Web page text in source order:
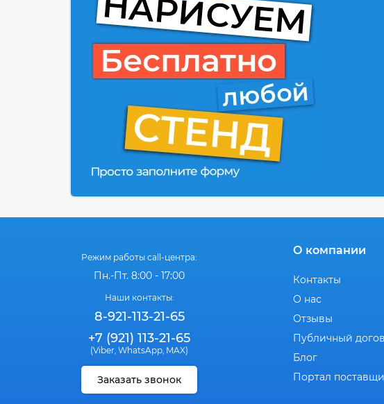
Режим работы call-центра:
Пн.-Пт. 8:00 - 17:00
Наши контакты:
8-921-113-21-65
+7 (921) 113-21-65
(Viber, WhatsApp, MAX)
Заказать звонок
О компании
Контакты
О нас
Отзывы
Публичный
Блог
Портал